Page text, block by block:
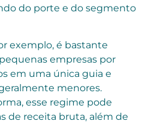
do porte e do segmento
exemplo, é bastante
empresas por
em uma única guia e
menores.
esse regime pode
de receita bruta, além de